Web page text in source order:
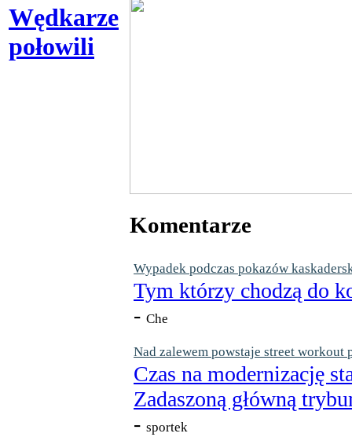
Komentarze
Wypadek podczas pokazów
Tym którzy chodzą do
- Che
Nad zalewem powstaje street workout
Czas na modernizację
Zadaszoną główną
- sportek
Wędkarze
połowili